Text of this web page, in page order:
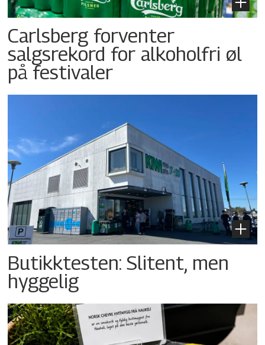
Carlsberg forventer
salgsrekord for alkoholfri øl
på festivaler
Butikktesten: Slitent, men
hyggelig